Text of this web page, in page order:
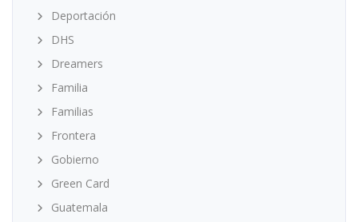
Deportación
DHS
Dreamers
Familia
Familias
Frontera
Gobierno
Green Card
Guatemala